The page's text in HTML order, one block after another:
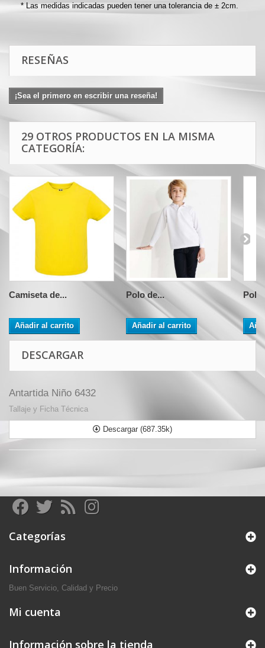
* Las medidas indicadas pueden tener una tolerancia de ± 2cm.
RESEÑAS
¡Sea el primero en escribir una reseña!
29 OTROS PRODUCTOS EN LA MISMA
CATEGORÍA:
Camiseta de...
Añadir al carrito
Polo de...
Añadir al carrito
Polo
DESCARGAR
Antartida Niño 6432
Tallaje y Ficha Técnica
Descargar (687.35k)
Categorías
Información
Buen Servicio, Calidad y Precio
Mi cuenta
Información sobre la tienda